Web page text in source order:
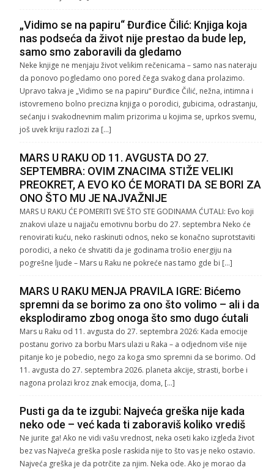
„Vidimo se na papiru“ Đurđice Čilić: Knjiga koja
nas podseća da život nije prestao da bude lep,
samo smo zaboravili da gledamo
Neke knjige ne menjaju život velikim rečenicama – samo nas nateraju
da ponovo pogledamo ono pored čega svakog dana prolazimo.
Upravo takva je „Vidimo se na papiru“ Đurđice Čilić, nežna, intimna i
istovremeno bolno precizna knjiga o porodici, gubicima, odrastanju,
sećanju i svakodnevnim malim prizorima u kojima se, uprkos svemu,
još uvek kriju razlozi za […]
MARS U RAKU OD 11. AVGUSTA DO 27.
SEPTEMBRA: OVIM ZNACIMA STIŽE VELIKI
PREOKRET, A EVO KO ĆE MORATI DA SE BORI ZA
ONO ŠTO MU JE NAJVAŽNIJE
MARS U RAKU ĆE POMERITI SVE ŠTO STE GODINAMA ĆUTALI: Evo koji
znakovi ulaze u najjaču emotivnu borbu do 27. septembra Neko će
renovirati kuću, neko raskinuti odnos, neko se konačno suprotstaviti
porodici, a neko će shvatiti da je godinama trošio energiju na
pogrešne ljude – Mars u Raku ne pokreće nas tamo gde bi […]
MARS U RAKU MENJA PRAVILA IGRE: Bićemo
spremni da se borimo za ono što volimo – ali i da
eksplodiramo zbog onoga što smo dugo ćutali
Mars u Raku od 11. avgusta do 27. septembra 2026: Kada emocije
postanu gorivo za borbu Mars ulazi u Raka – a odjednom više nije
pitanje ko je pobedio, nego za koga smo spremni da se borimo. Od
11. avgusta do 27. septembra 2026. planeta akcije, strasti, borbe i
nagona prolazi kroz znak emocija, doma, […]
Pusti ga da te izgubi: Najveća greška nije kada
neko ode – već kada ti zaboraviš koliko vrediš
Ne jurite ga! Ako ne vidi vašu vrednost, neka oseti kako izgleda život
bez vas Najveća greška posle raskida nije to što vas je neko ostavio.
Najveća greška je da potrčite za njim. Neka ode. Ako je morao da